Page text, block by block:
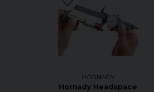
HORNADY
Hornady Headspace